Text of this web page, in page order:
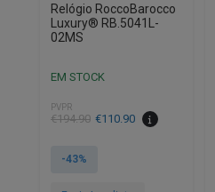
Relógio RoccoBarocco
Luxury® RB.5041L-
02MS
EM STOCK
PVPR
€194.90
O
original
€110.90
O
atual
-43%